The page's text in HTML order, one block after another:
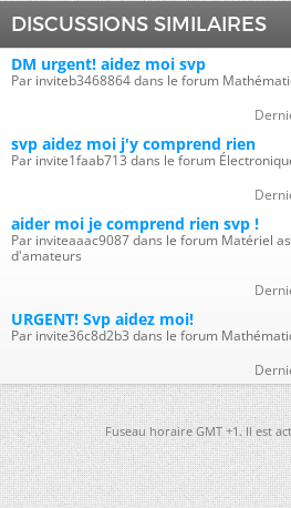
DISCUSSIONS SIMILAIRES
DM urgent! aidez moi svp
Par inviteb3468864 dans le forum
svp aidez moi j'y comprend rien
Par invite1faab713 dans le forum
aider moi je comprend rien svp !
Par inviteaaac9087 dans le forum Matériel
d'amateurs
URGENT! Svp aidez moi!
Par invite36c8d2b3 dans le forum
Fuseau horaire GMT +1. Il est